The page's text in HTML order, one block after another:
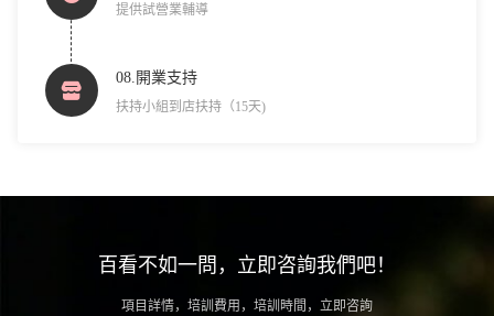
提供試營業輔導
08.開業支持
扶持小組到店扶持（15天)
百看不如一問，立即咨詢我們吧！
項目詳情，培訓費用，培訓時間，立即咨詢